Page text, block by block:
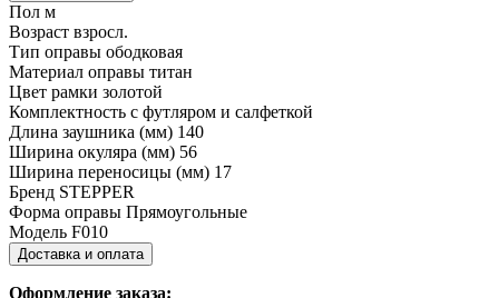
Пол м
Возраст взросл.
Тип оправы ободковая
Материал оправы титан
Цвет рамки золотой
Комплектность с футляром и салфеткой
Длина заушника (мм) 140
Ширина окуляра (мм) 56
Ширина переносицы (мм) 17
Бренд STEPPER
Форма оправы Прямоугольные
Модель F010
Доставка и оплата
Оформление заказа: